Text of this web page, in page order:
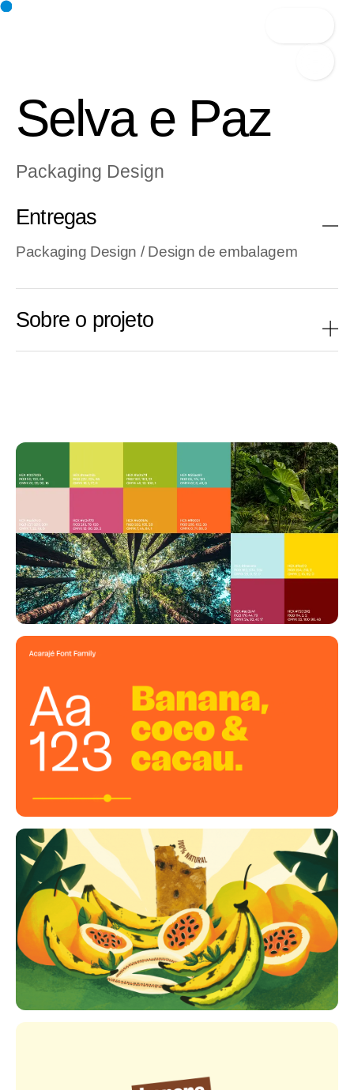
Selva e Paz
Packaging Design
Entregas
Packaging Design / Design de embalagem
Sobre o projeto
Selva e Paz nasce e cresce inspirada no
barras começam com a desidratação de
bananas e cacau no sul da Bahia. Levou muitos
anos para desenvolver a técnica perfeita de
desidratação para bananas, para que pudessem
se tornar o que são hoje: saborosas, frescas e
ricas em nutrientes.
Hoje, Selva e Paz é sinônimo de produtos
verdadeiramente naturais, deliciosos e
produzidos de forma ética que beneficiam a
comunidade local e o meio ambiente.
Selva e Paz é para atletas amadores e
saudáveis, para mães e filhos pequenos, para
entusiastas do fitness, para aqueles que querem
comer limpo, para aqueles que querem a
energia da natureza e para nutricionistas.